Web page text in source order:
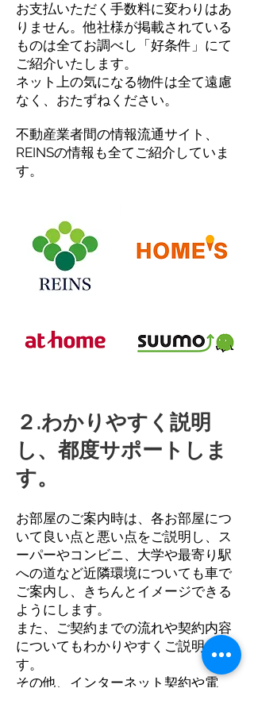
お支払いただく手数料に変わりはあ
りません。他社様が掲載されている
ものは全てお調べし「好条件」にて
ご紹介いたします。
ネット上の気になる物件は全て遠慮
なく、おたずねください。
不動産業者間の情報流通サイト、
REINSの情報も全てご紹介していま
す。
２.わかりやすく説明
し、都度サポートしま
す。
お部屋のご案内時は、各お部屋につ
いて良い点と悪い点をご説明し、ス
ーパーやコンビニ、大学や最寄り駅
への道など近隣環境についても車で
ご案内し、きちんとイメージできる
ようにします。
また、ご契約までの流れや契約内容
についてもわかりやすくご説明しま
す。
その他、インターネット契約や電